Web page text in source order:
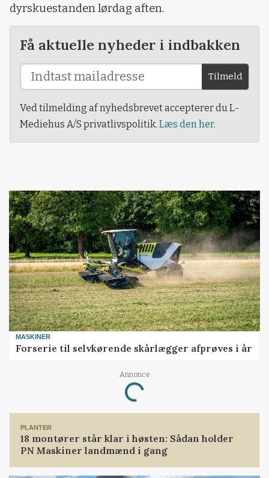
dyrskuestanden lørdag aften.
Få aktuelle nyheder i indbakken
Tilmeld
Ved tilmelding af nyhedsbrevet accepterer du L-
Mediehus A/S privatlivspolitik. Læs den her.
MASKINER
Forserie til selvkørende skårlægger afprøves i år
Annonce
Loading...
PLANTER
18 montører står klar i høsten: Sådan holder
PN Maskiner landmænd i gang